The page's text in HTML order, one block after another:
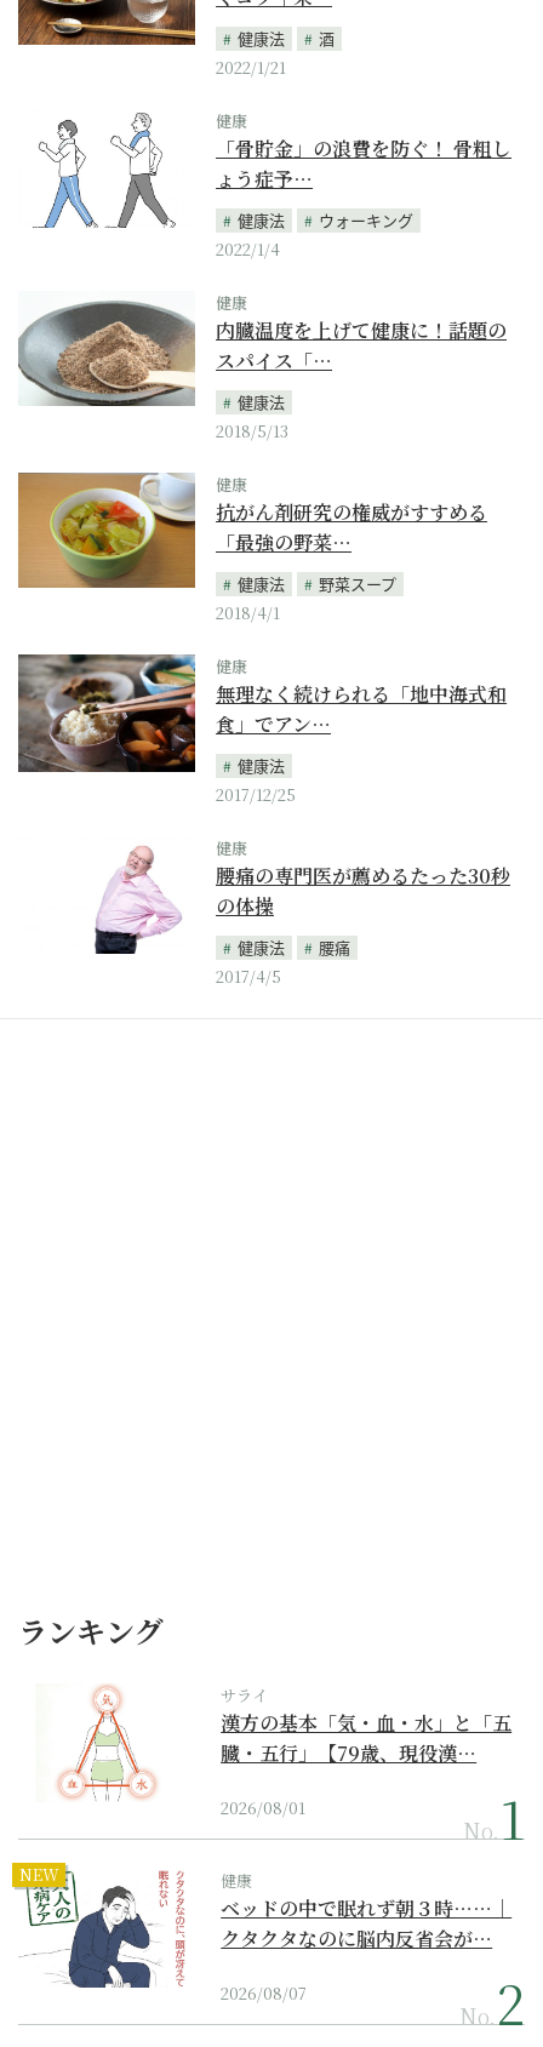
健康法
酒
2022/1/21
健康
「骨貯金」の浪費を防ぐ！ 骨粗し
ょう症予…
健康法
ウォーキング
2022/1/4
健康
内臓温度を上げて健康に！話題の
スパイス「…
健康法
2018/5/13
健康
抗がん剤研究の権威がすすめる
「最強の野菜…
健康法
野菜スープ
2018/4/1
健康
無理なく続けられる「地中海式和
食」でアン…
健康法
2017/12/25
健康
腰痛の専門医が薦めるたった30秒
の体操
健康法
腰痛
2017/4/5
ランキング
サライ
漢方の基本「気・血・水」と「五
臓・五行」【79歳、現役漢…
2026/08/01
No.
NEW 健康
ベッドの中で眠れず朝３時……｜
クタクタなのに脳内反省会が…
2026/08/07
No.